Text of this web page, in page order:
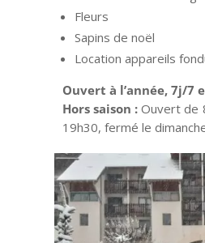
Fleurs
Sapins de noël
Location appareils
Ouvert à l’année, 7j/7
Hors saison : Ouvert de
19h30, fermé le